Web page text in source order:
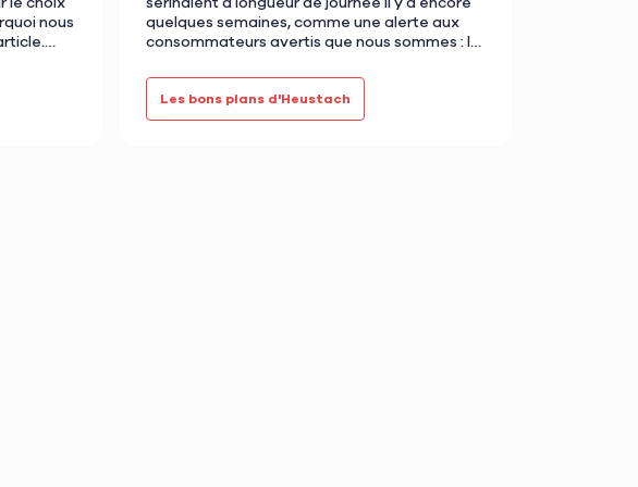
nous
quelques semaines, comme une alerte aux
consommateurs avertis que nous sommes : la
Les bons plans d'Heustach